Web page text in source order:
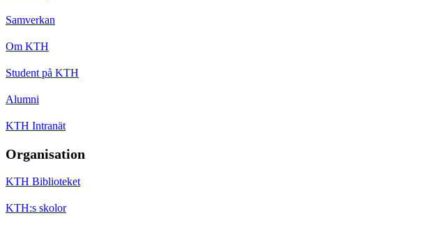
Samverkan
Om KTH
Student på KTH
Alumni
KTH Intranät
Organisation
KTH Biblioteket
KTH:s skolor